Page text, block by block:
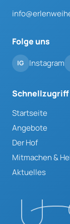
Folge uns
Instagram
Schnellzugriff
Startseite
Angebote
Der Hof
Mitmachen &
Aktuelles